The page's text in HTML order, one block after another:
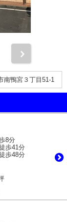
南鴨宮３丁目51-1
8分
歩41分
歩48分